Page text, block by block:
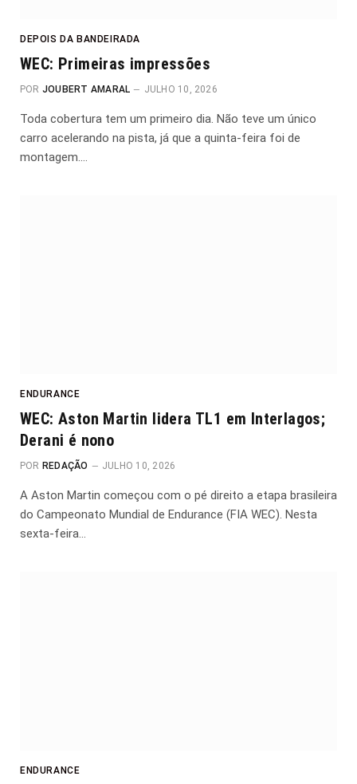
DEPOIS DA BANDEIRADA
WEC: Primeiras impressões
POR JOUBERT AMARAL JULHO 10, 2026
Toda cobertura tem um primeiro dia. Não teve um único
carro acelerando na pista, já que a quinta-feira foi de
montagem.…
ENDURANCE
WEC: Aston Martin lidera TL1 em Interlagos;
Derani é nono
POR REDAÇÃO JULHO 10, 2026
A Aston Martin começou com o pé direito a etapa brasileira
do Campeonato Mundial de Endurance (FIA WEC). Nesta
sexta-feira…
ENDURANCE